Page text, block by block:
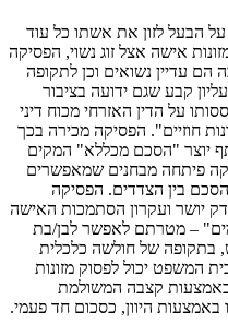
הבעל לזון את אשתו כל עוד
אישה אצל זוג נשוי, הפסיקה
הם עדיין נשואים וכן לתקופה
קבע שגם ידועה בציבור
על הדין האזרחי מכוח דיני
חוזיים". הפסיקה מכירה בכך
יוצר "הסכם מכללא" המקים
פיתחה מבחנים שמאפשרים
בין הצדדים. הפסיקה
יושר ועקרון הסתמכות האישה
– מטרתם לאפשר לבן/בת
בתקופה של חולשה כלכלית
המשפט יכול לפסוק מזונות
באמצעות קצבה המשולמת
באמצעות היוון, כסכום חד פעמי.